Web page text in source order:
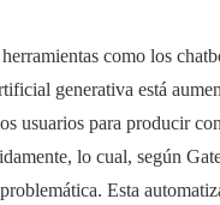
como los
generativa está
usuarios para producir
lo cual, según
Esta